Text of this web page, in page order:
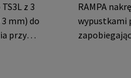
z 3
mm) do
przy
RAMPA
wypustkami